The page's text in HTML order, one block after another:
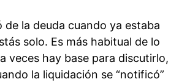
de la deuda cuando ya estaba
solo. Es más habitual de lo
veces hay base para discutirlo,
la liquidación se “notificó”